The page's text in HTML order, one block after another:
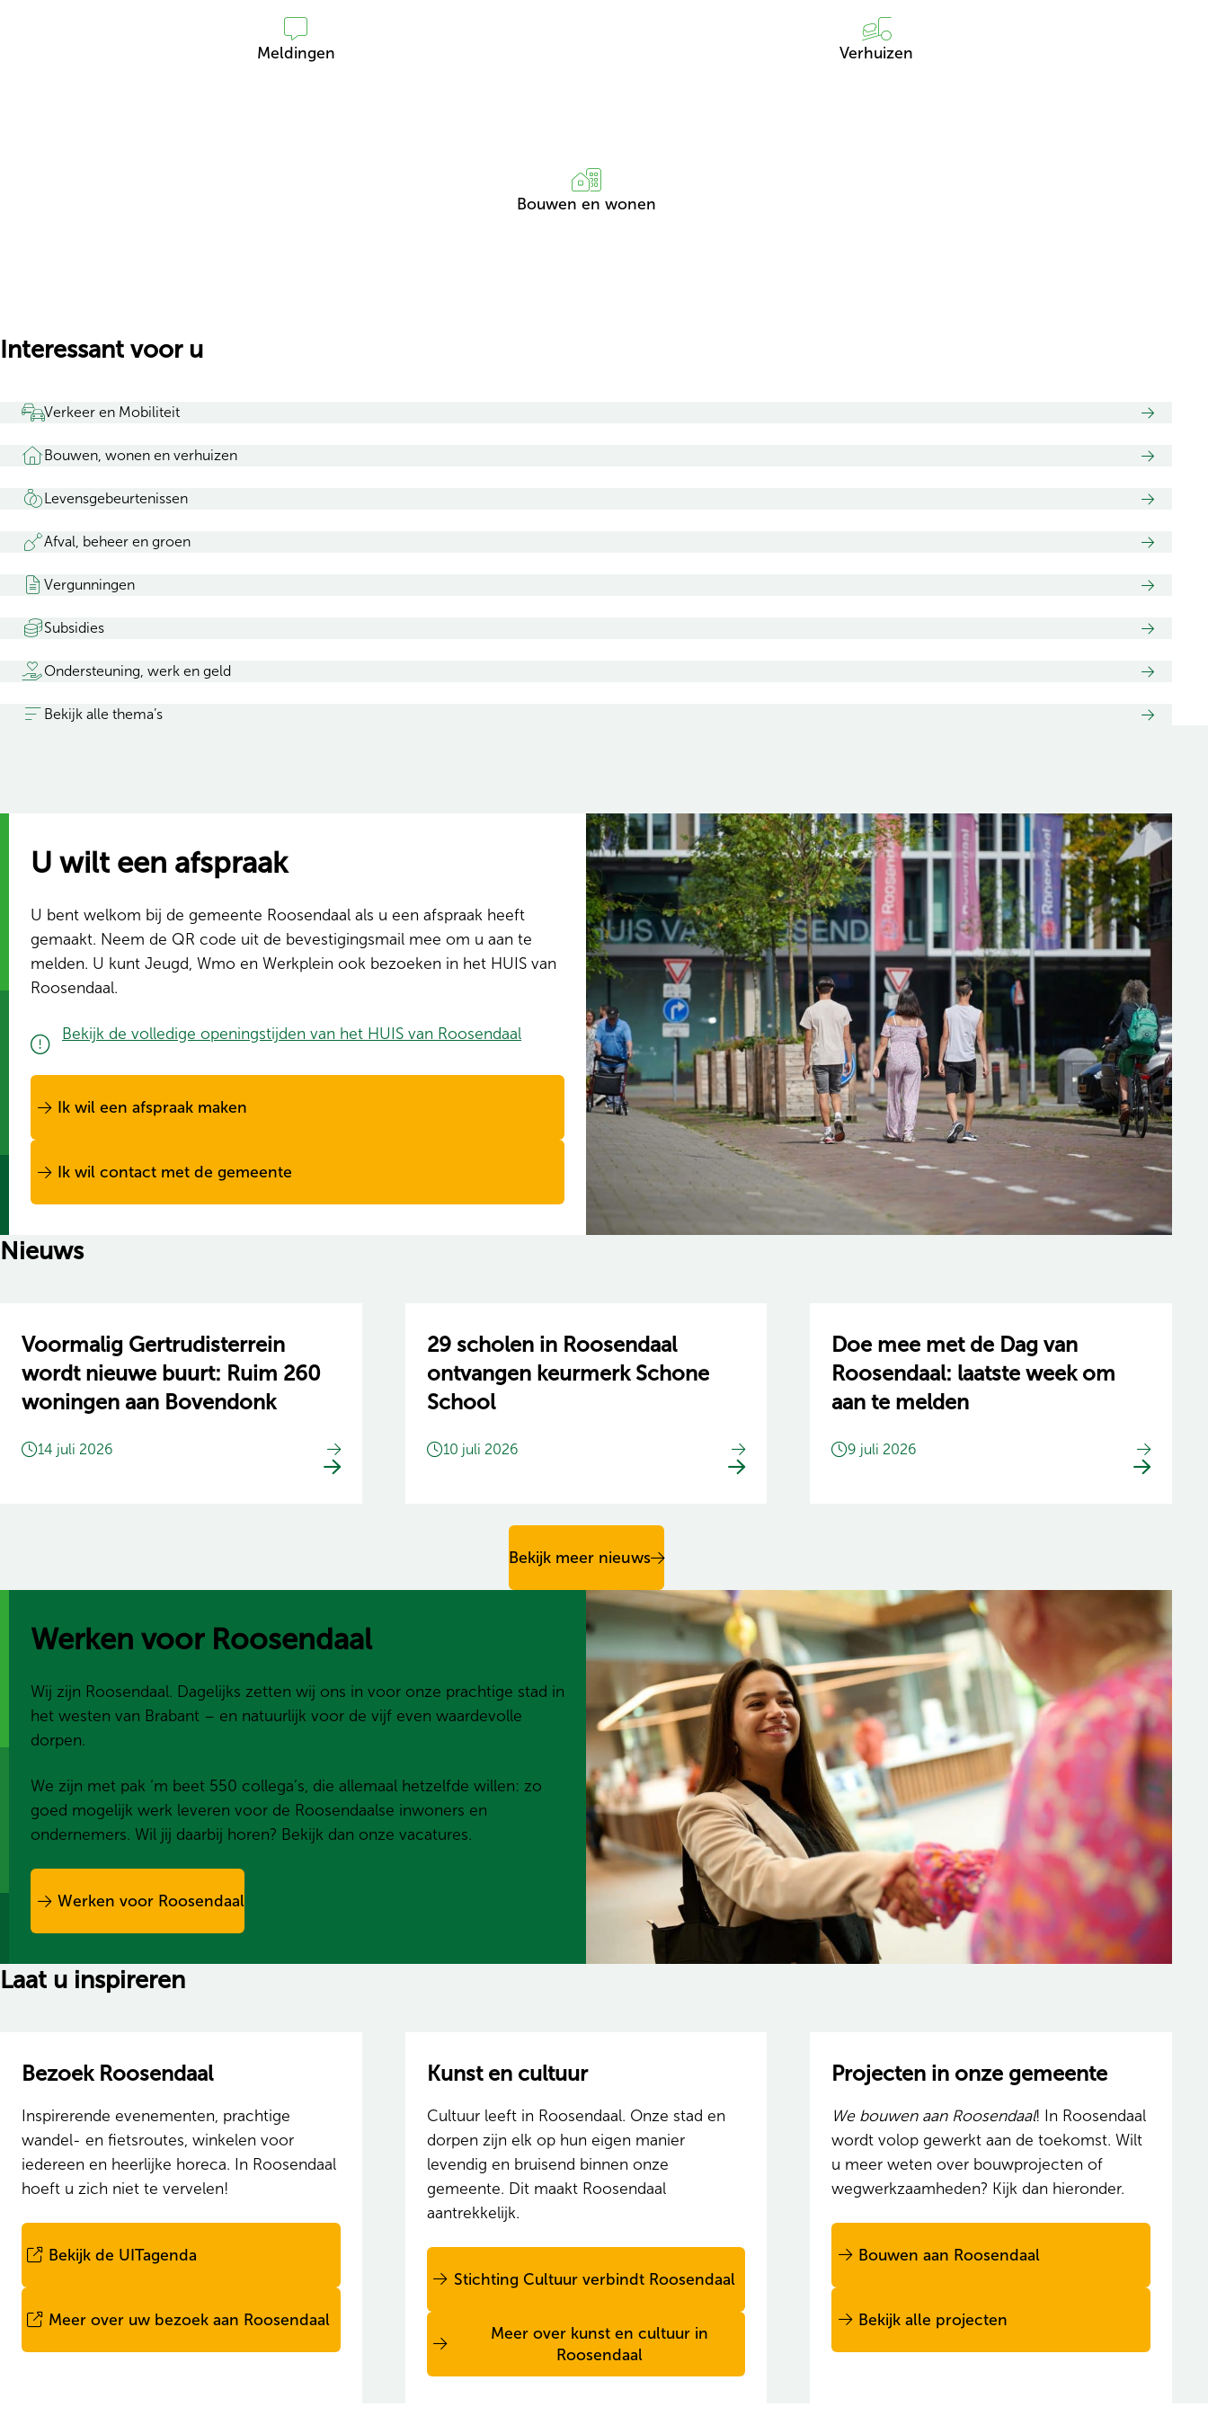
Meldingen Verhuizen
Bouwen en wonen
Interessant voor u
Verkeer en Mobiliteit
Bouwen, wonen en verhuizen
Levensgebeurtenissen
Afval, beheer en groen
Vergunningen
Subsidies
Ondersteuning, werk en geld
Bekijk alle thema’s
U wilt een afspraak
U bent welkom bij de gemeente Roosendaal als u een afspraak heeft
gemaakt. Neem de QR code uit de bevestigingsmail mee om u aan te
melden. U kunt Jeugd, Wmo en Werkplein ook bezoeken in het HUIS van
Roosendaal.
Bekijk de volledige openingstijden van het HUIS van Roosendaal
Ik wil een afspraak maken
Ik wil contact met de gemeente
Nieuws
Voormalig Gertrudisterrein
wordt nieuwe buurt: Ruim 260
woningen aan Bovendonk
14 juli 2026
29 scholen in Roosendaal
ontvangen keurmerk Schone
School
10 juli 2026
Doe mee met de Dag van
Roosendaal: laatste week om
aan te melden
9 juli 2026
Bekijk meer nieuws
Werken voor Roosendaal
Wij zijn Roosendaal. Dagelijks zetten wij ons in voor onze prachtige stad in
het westen van Brabant – en natuurlijk voor de vijf even waardevolle
dorpen.
We zijn met pak ‘m beet 550 collega’s, die allemaal hetzelfde willen: zo
goed mogelijk werk leveren voor de Roosendaalse inwoners en
ondernemers. Wil jij daarbij horen? Bekijk dan onze vacatures.
Werken voor Roosendaal
Laat u inspireren
Bezoek Roosendaal
Inspirerende evenementen, prachtige
wandel- en fietsroutes, winkelen voor
iedereen en heerlijke horeca. In Roosendaal
hoeft u zich niet te vervelen!
Bekijk de UITagenda
(opent in nieuw tabblad)
Meer over uw bezoek aan Roosendaal
(opent in nieuw tabblad)
Kunst en cultuur
Cultuur leeft in Roosendaal. Onze stad en
dorpen zijn elk op hun eigen manier
levendig en bruisend binnen onze
gemeente. Dit maakt Roosendaal
aantrekkelijk.
Stichting Cultuur verbindt Roosendaal
Meer over kunst en cultuur in
Roosendaal
Projecten in onze gemeente
We bouwen aan Roosendaal! In Roosendaal
wordt volop gewerkt aan de toekomst. Wilt
u meer weten over bouwprojecten of
wegwerkzaamheden? Kijk dan hieronder.
Bouwen aan Roosendaal
Bekijk alle projecten